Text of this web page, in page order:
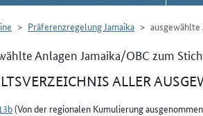
Präferenzregelung Jamaika ausgewählte
Anlagen Jamaika/OBC zum
ALLER
(Von der regionalen Kumulierung